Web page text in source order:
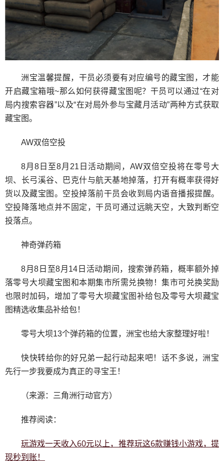
洲宝温馨提醒，干员必须要有对应编号的藏宝图，才能
开启藏宝箱哦~那么如何获得藏宝图呢？干员可以通过“在对
局内搜索容器”以及“在对局外参与宝藏月活动”两种方式获取
藏宝图。
AW双倍空投
8月8日至8月21日活动期间，AW双倍空投将在零号大
坝、长弓溪谷、巴克什与航天基地掉落，打开有概率获得好
货以及藏宝图。空投掉落前干员会收到局内语音播报提醒。
空投降落地点并不固定，干员可通过远眺天空，大致判断空
投落点。
神奇弹药箱
8月8日至8月14日活动期间，搜索弹药箱，概率额外掉
落零号大坝藏宝图和本期集市所需兑换物！集市可兑换奖励
也限时加码，增加了零号大坝藏宝图补给包及零号大坝藏宝
图精选收集品补给包！
零号大坝13个弹药箱的位置，洲宝也给大家整理好啦！
快快转给你的好兄弟一起行动起来吧！话不多说，洲宝
先行一步我要成为真正的寻宝王！
（来源：三角洲行动官方）
推荐阅读：
玩游戏一天收入60元以上，推荐玩这6款赚钱小游戏，提
现秒到账！